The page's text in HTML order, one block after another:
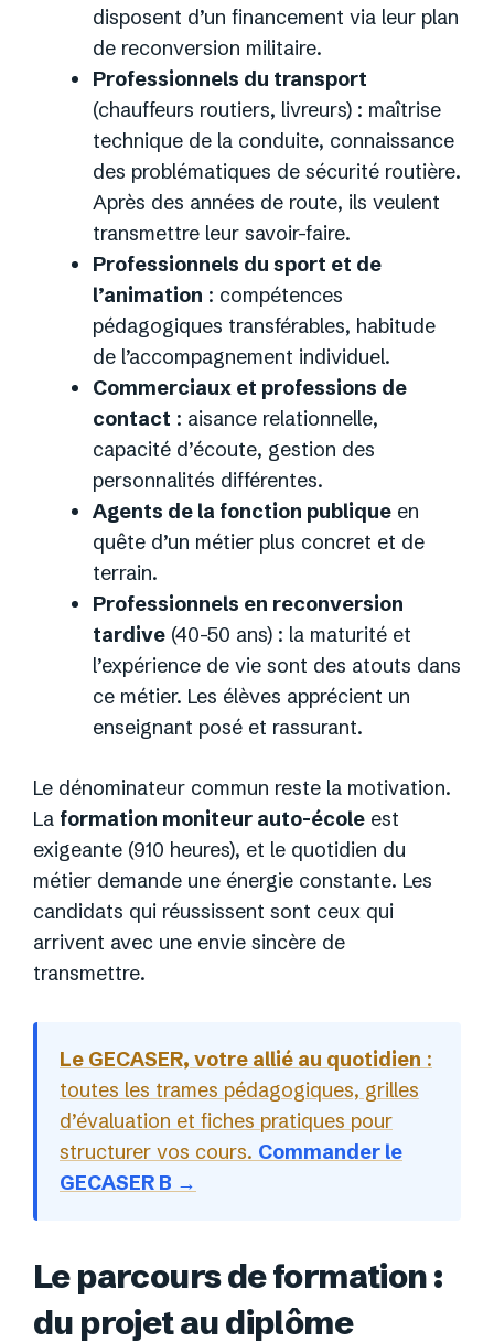
disposent d’un financement via leur plan
de reconversion militaire.
Professionnels du transport
(chauffeurs routiers, livreurs) : maîtrise
technique de la conduite, connaissance
des problématiques de sécurité routière.
Après des années de route, ils veulent
transmettre leur savoir-faire.
Professionnels du sport et de
l’animation : compétences
pédagogiques transférables, habitude
de l’accompagnement individuel.
Commerciaux et professions de
contact : aisance relationnelle,
capacité d’écoute, gestion des
personnalités différentes.
Agents de la fonction publique en
quête d’un métier plus concret et de
terrain.
Professionnels en reconversion
tardive (40-50 ans) : la maturité et
l’expérience de vie sont des atouts dans
ce métier. Les élèves apprécient un
enseignant posé et rassurant.
Le dénominateur commun reste la motivation.
La formation moniteur auto-école est
exigeante (910 heures), et le quotidien du
métier demande une énergie constante. Les
candidats qui réussissent sont ceux qui
arrivent avec une envie sincère de
transmettre.
Le GECASER, votre allié au quotidien :
toutes les trames pédagogiques, grilles
d’évaluation et fiches pratiques pour
structurer vos cours. Commander le
GECASER B →
Le parcours de formation :
du projet au diplôme